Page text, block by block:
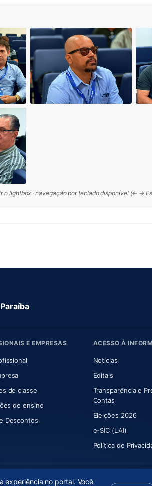
o lightbox · navegação por teclado disponível (← →
E EMPRESAS
de classe
de ensino
Descontos
ACESSO À
Notícias
Editais
Transparência e
Contas
Eleições 2026
e-SIC (LAI)
Política de
experiência no portal. Você